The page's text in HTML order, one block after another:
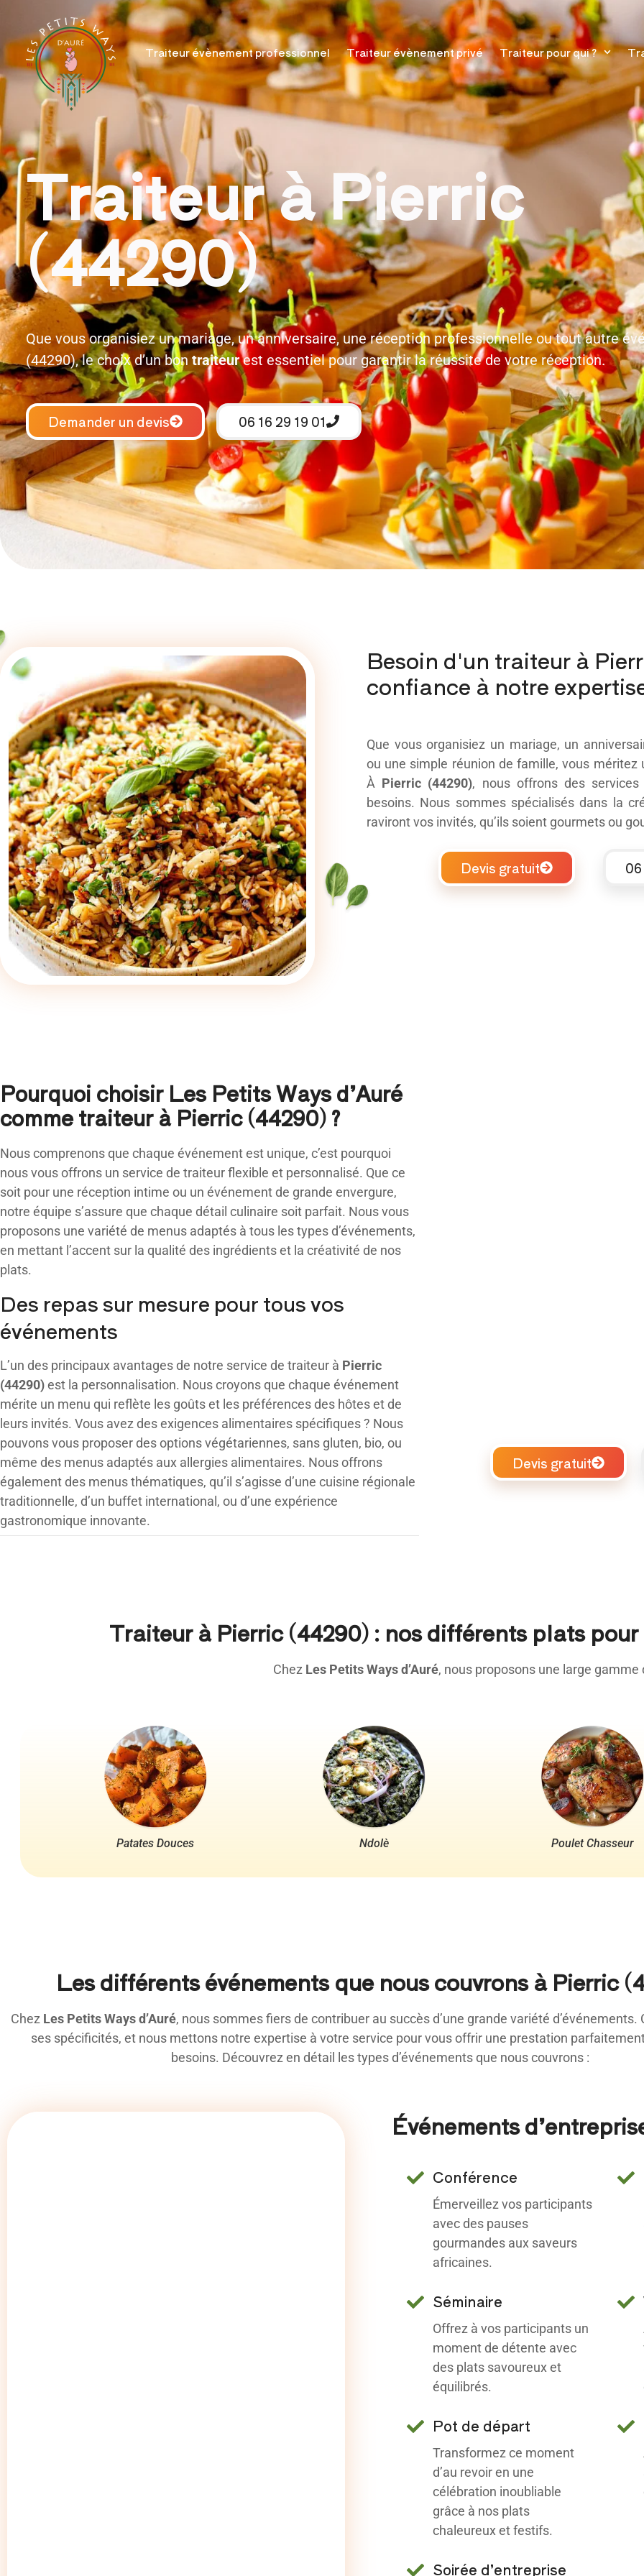
Traiteur évènement professionnel Traiteur évènement privé Traiteur pour qui ?
Traiteur à Pierric
(44290)
Que vous organisiez un mariage, un anniversaire, une réception professionnelle ou tout autre
(44290), le choix d’un bontraiteurest essentiel pour garantir la réussite de votre réception.
Demander un devis 06 16 29 19 01
Besoin d'un traiteur à
confiance à notre
Que vous organisiez un mariage, un
ou une simple réunion de famille, vous méritez
À Pierric (44290), nous offrons des services
besoins. Nous sommes spécialisés dans la
raviront vos invités, qu’ils soient gourmets ou
Devis gratuit 06
Pourquoi choisir Les Petits Ways d’Auré
comme traiteur à Pierric (44290) ?
Nous comprenons que chaque événement est unique, c’est pourquoi
nous vous offrons un service de traiteur flexible et personnalisé. Que ce
soit pour une réception intime ou un événement de grande envergure,
notre équipe s’assure que chaque détail culinaire soit parfait. Nous vous
proposons une variété de menus adaptés à tous les types d’événements,
en mettant l’accent sur la qualité des ingrédients et la créativité de nos
plats.
Des repas sur mesure pour tous vos
événements
L’un des principaux avantages de notre service de traiteur à Pierric
(44290)est la personnalisation. Nous croyons que chaque événement
mérite un menu qui reflète les goûts et les préférences des hôtes et de
leurs invités. Vous avez des exigences alimentaires spécifiques ? Nous
pouvons vous proposer des options végétariennes, sans gluten, bio, ou
même des menus adaptés aux allergies alimentaires. Nous offrons
également des menus thématiques, qu’il s’agisse d’une cuisine régionale
traditionnelle, d’un buffet international, ou d’une expérience
gastronomique innovante.
Devis gratuit
Traiteur à Pierric (44290) : nos différents plats pour
Chez Les Petits Ways d’Auré, nous proposons une large gamme
Patates Douces Ndolè Poulet Chasseur
Les différents événements que nous couvrons à Pierric
Chez Les Petits Ways d’Auré, nous sommes fiers de contribuer au succès d’une grande variété d’événements.
ses spécificités, et nous mettons notre expertise à votre service pour vous offrir une prestation
besoins. Découvrez en détail les types d’événements que nous couvrons :
Événements
Conférence
Émerveillez vos participants
avec des pauses
gourmandes aux saveurs
africaines.
Séminaire
Offrez à vos participants un
moment de détente avec
des plats savoureux et
équilibrés.
Pot de départ
Transformez ce moment
d’au revoir en une
célébration inoubliable
grâce à nos plats
chaleureux et festifs.
Soirée d’entreprise